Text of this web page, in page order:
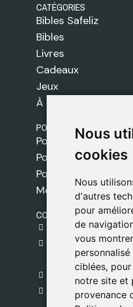
Nous
cookies
Nous
d'autres
pour
de
vous
ciblées,
notre site et
provenance
Nous
cookies
Nous
d'autres
pour
de
vous
ciblées,
notre site et
provenance
CATÉGORIES
Bibles Safeliz
Bibles
Livres
Cadeaux
Jeux
À propos de nous
POLITIQUES
Politique de
Politique de cookies
Politique de
Mentions légales
CONTACT
gestion@safeliz.com
C. del Pradillo, 6,
Madrid
+34 918 459 877
Lundi au Vendredi